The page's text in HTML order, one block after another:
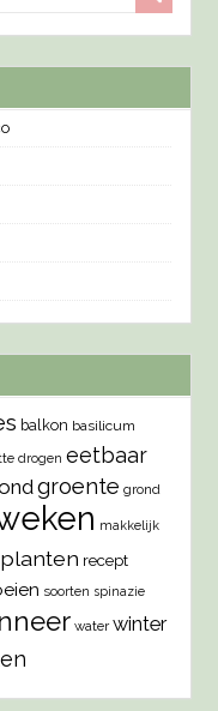
balkon basilicum
drogen eetbaar
groente grond
makkelijk
planten recept
soorten spinazie
water winter